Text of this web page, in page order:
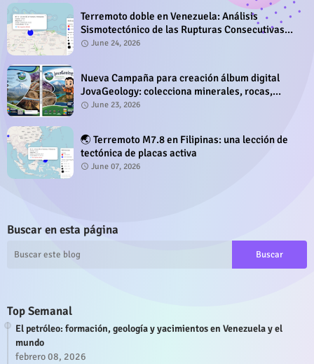
Terremoto doble en Venezuela: Análisis
Sismotectónico de las Rupturas Consecutivas
del 24 de Junio de 2026
June 24, 2026
Nueva Campaña para creación álbum digital
JovaGeology: colecciona minerales, rocas,
fósiles y sitios geológicos
June 23, 2026
🌏 Terremoto M7.8 en Filipinas: una lección de
tectónica de placas activa
June 07, 2026
Buscar en esta página
Top Semanal
El petróleo: formación, geología y yacimientos en Venezuela y el
mundo
febrero 08, 2026